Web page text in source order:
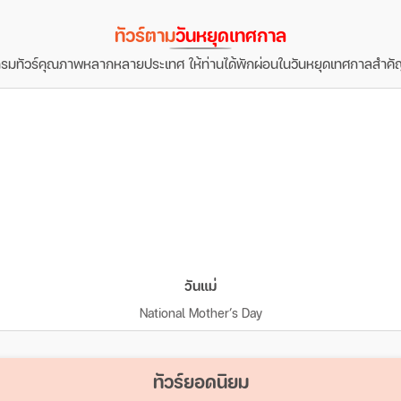
ทัวร์ตามวันหยุดเทศกาล
มทัวร์คุณภาพหลากหลายประเทศ ให้ท่านได้พักผ่อนในวันหยุดเทศกาลสำ
วันแม่
National Mother’s Day
ทัวร์ยอดนิยม